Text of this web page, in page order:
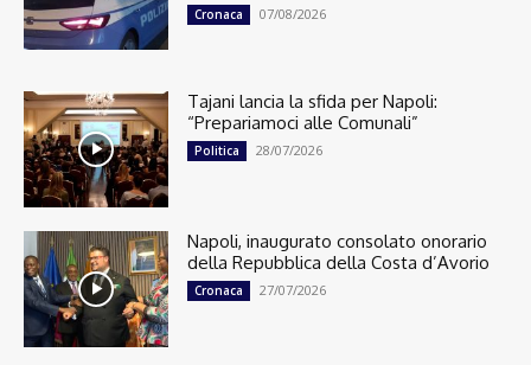
Cronaca 07/08/2026
Tajani lancia la sfida per Napoli:
“Prepariamoci alle Comunali”
Politica 28/07/2026
Napoli, inaugurato consolato onorario
della Repubblica della Costa d’Avorio
Cronaca 27/07/2026